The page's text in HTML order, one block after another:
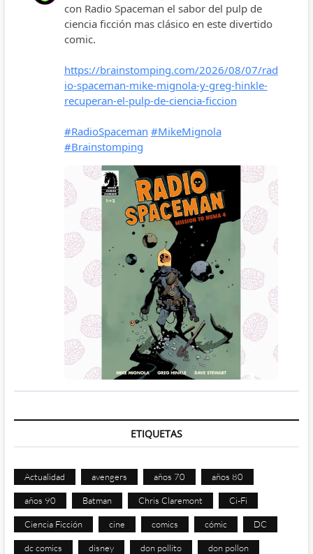
ETIQUETAS
Actualidad avengers años 70 años 80
años 90 Batman Chris Claremont Ci-Fi
Ciencia Ficción cine comics cómic DC
dc comics disney don pollito don pollon